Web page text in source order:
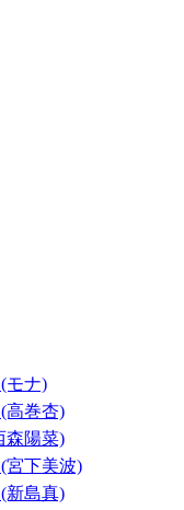
モナ)
高巻杏)
森陽菜)
宮下美波)
新島真)